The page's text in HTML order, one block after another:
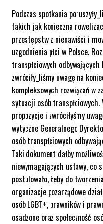
Podczas spotkania
takich jak konieczna
przestępstw z nienawiści i
uzgodnienia płci w Polsce.
transpłciowych
zwróciły_liśmy uwagę na
kompleksowych rozwiązań w
sytuacji osób transpłciowych.
propozycje i zwróciłyśmy
wytyczne Generalnego
osób transpłciowych
Taki dokument dałby
niewymagających ustawy, co
postulowało, żeby do
organizacje pozarządowe
osób LGBT+, prawników i
osadzone oraz społeczność